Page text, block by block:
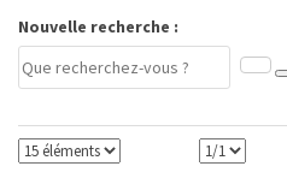
Nouvelle recherche :